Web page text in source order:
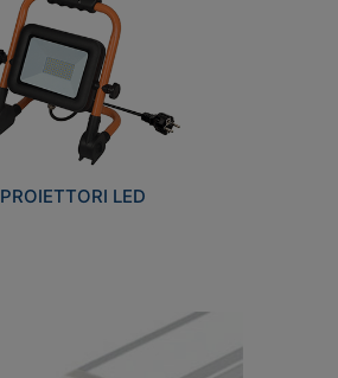
PROIETTORI LED